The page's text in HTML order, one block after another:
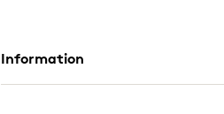
Information